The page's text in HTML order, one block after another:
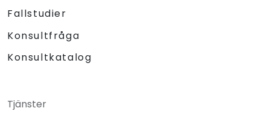
Fallstudier
Konsultfråga
Konsultkatalog
Tjänster